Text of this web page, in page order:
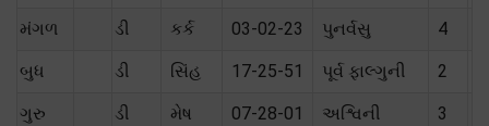
મંગળ ડી કર્ક 03-02-23 પુનર્વસુ 4
બુધ ડી સિંહ 17-25-51 પૂર્વ ફાલ્ગુની 2
ગુરુ ડી મેષ 07-28-01 અશ્વિની 3